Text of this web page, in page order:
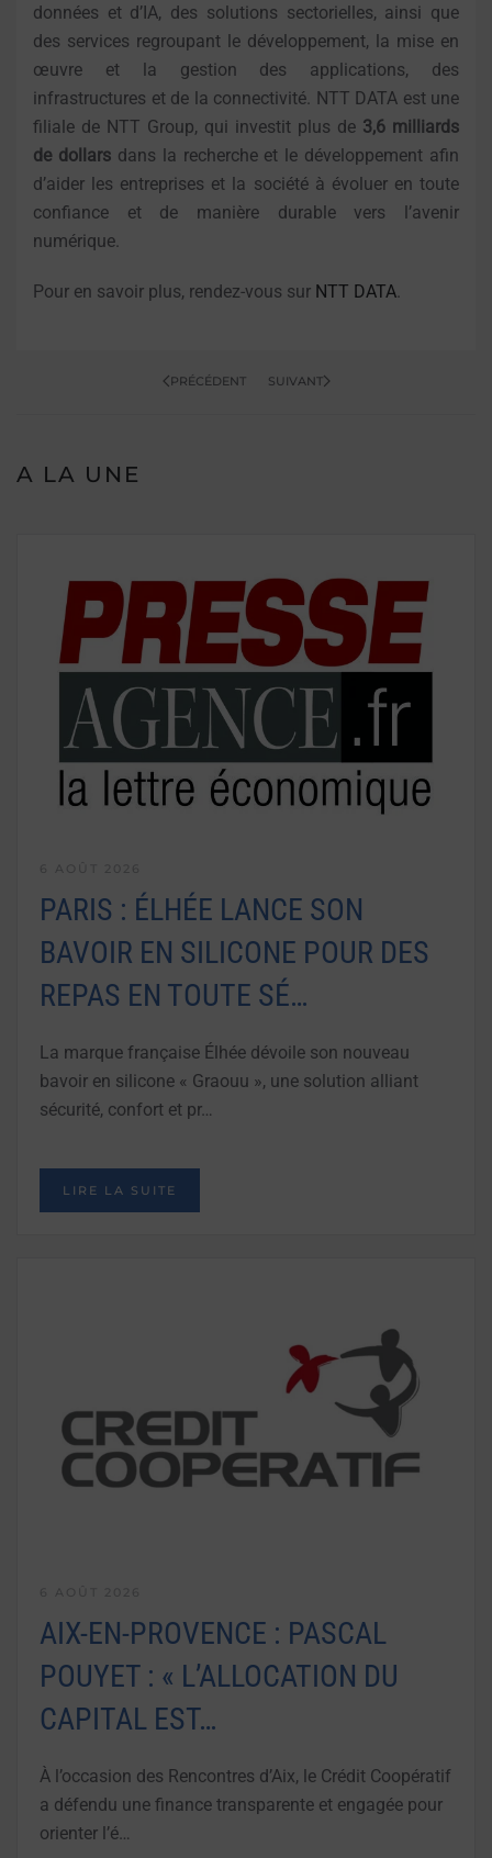
données et d’IA, des solutions sectorielles, ainsi que
des services regroupant le développement, la mise en
œuvre et la gestion des applications, des
infrastructures et de la connectivité. NTT DATA est une
filiale de NTT Group, qui investit plus de 3,6 milliards
de dollarsdans la recherche et le développement afin
d’aider les entreprises et la société à évoluer en toute
confiance et de manière durable vers l’avenir
numérique.
Pour en savoir plus, rendez-vous sur NTT DATA
PRÉCÉDENT SUIVANT
A LA UNE
PARIS : ÉLHÉE LANCE SON
BAVOIR EN SILICONE POUR DES
REPAS EN TOUTE SÉ…
La marque française Élhée dévoile son nouveau
bavoir en silicone « Graouu », une solution alliant
sécurité, confort et pr…
LIRE LA SUITE
AIX-EN-PROVENCE : PASCAL
POUYET : « L’ALLOCATION DU
CAPITAL EST…
À l’occasion des Rencontres d’Aix, le Crédit Coopératif
a défendu une finance transparente et engagée pour
orienter l’é…